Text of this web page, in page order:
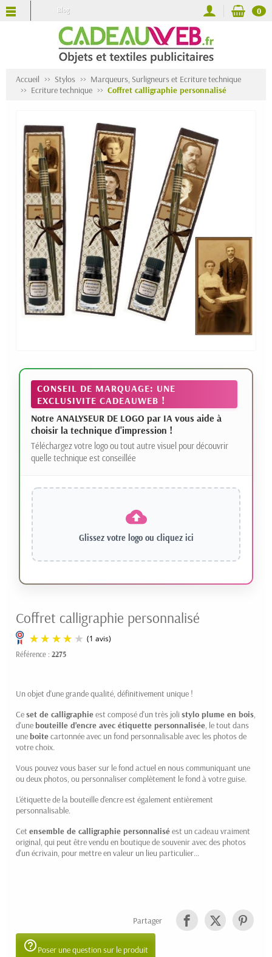
Blog 0
Accueil Stylos
Marqueurs, Surligneurs et Ecriture technique
Ecriture technique
Coffret calligraphie personnalisé
CONSEIL DE MARQUAGE: UNE
EXCLUSIVITE CADEAUWEB !
Notre ANALYSEUR DE LOGO par IA vous aide à
choisir la technique d'impression !
Téléchargez votre logo ou tout autre visuel pour découvrir
quelle technique est conseillée
Glissez votre logo ou cliquez ici
Coffret calligraphie personnalisé
Référence : 2275
Un objet d'une grande qualité, définitivement unique !
Ceset de calligraphieest composé d'un très joli stylo plume en bois,
d'unebouteille d'encre avec étiquette personnalisée, le tout dans
uneboitecartonnée avec un fond personnalisable avec les photos de
votre choix.
Vous pouvez vous baser sur le fond actuel en nous communiquant une
ou deux photos, ou personnaliser complètement le fond à votre guise.
L'étiquette de la bouteille d'encre est également entièrement
personnalisable.
Cet ensemble de calligraphie personnaliséest un cadeau vraiment
original, qui peut être vendu en boutique de souvenir avec des photos
d'un écrivain, pour mettre en valeur un lieu particulier...
Partager
help_outlinePoser une question sur le produit